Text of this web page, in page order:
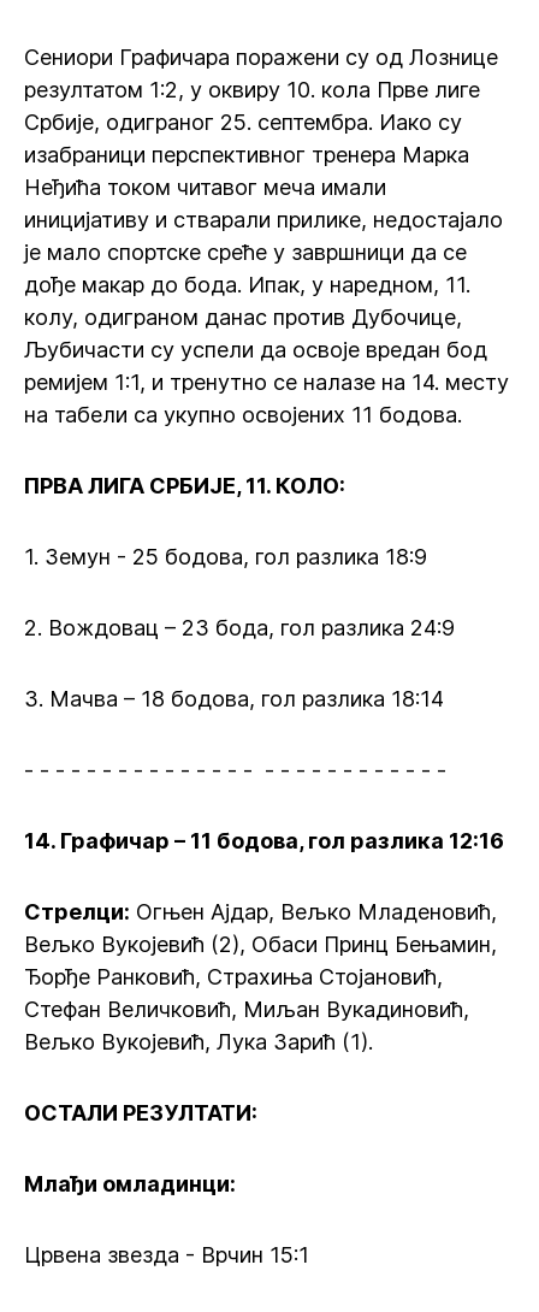
Сениори Графичара поражени су од Лознице
резултатом 1:2, у оквиру 10. кола Прве лиге
Србије, одиграног 25. септембра. Иако су
изабраници перспективног тренера Марка
Неђића током читавог меча имали
иницијативу и стварали прилике, недостајало
је мало спортске среће у завршници да се
дође макар до бода. Ипак, у наредном, 11.
колу, одиграном данас против Дубочице,
Љубичасти су успели да освоје вредан бод
ремијем 1:1, и тренутно се налазе на 14. месту
на табели са укупно освојених 11 бодова.
ПРВА ЛИГА СРБИЈЕ, 11. КОЛО:
1. Земун - 25 бодова, гол разлика 18:9
2. Вождовац – 23 бода, гол разлика 24:9
3. Мачва – 18 бодова, гол разлика 18:14
- - - - - - - - - - - - - - - - - - - - - - - - - - -
14. Графичар – 11 бодова, гол разлика 12:16
Стрелци: Огњен Ајдар, Вељко Младеновић,
Вељко Вукојевић (2), Обаси Принц Бењамин,
Ђорђе Ранковић, Страхиња Стојановић,
Стефан Величковић, Миљан Вукадиновић,
Вељко Вукојевић, Лука Зарић (1).
ОСТАЛИ РЕЗУЛТАТИ:
Млађи омладинци:
Црвена звезда - Врчин 15:1